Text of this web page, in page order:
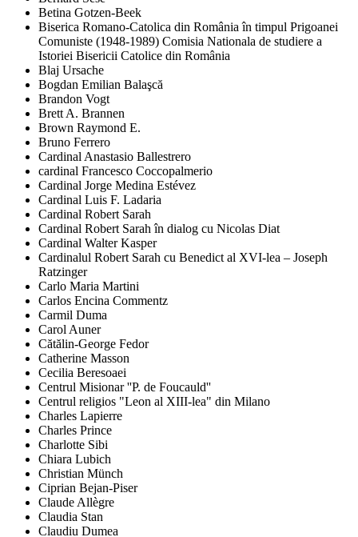
Betina Gotzen-Beek
Biserica Romano-Catolica din România în timpul Prigoanei
Comuniste (1948-1989) Comisia Nationala de studiere a
Istoriei Bisericii Catolice din România
Blaj Ursache
Bogdan Emilian Balaşcă
Brandon Vogt
Brett A. Brannen
Brown Raymond E.
Bruno Ferrero
Cardinal Anastasio Ballestrero
cardinal Francesco Coccopalmerio
Cardinal Jorge Medina Estévez
Cardinal Luis F. Ladaria
Cardinal Robert Sarah
Cardinal Robert Sarah în dialog cu Nicolas Diat
Cardinal Walter Kasper
Cardinalul Robert Sarah cu Benedict al XVI-lea – Joseph
Ratzinger
Carlo Maria Martini
Carlos Encina Commentz
Carmil Duma
Carol Auner
Cătălin-George Fedor
Catherine Masson
Cecilia Beresoaei
Centrul Misionar ''P. de Foucauld''
Centrul religios "Leon al XIII-lea" din Milano
Charles Lapierre
Charles Prince
Charlotte Sibi
Chiara Lubich
Christian Münch
Ciprian Bejan-Piser
Claude Allègre
Claudia Stan
Claudiu Dumea